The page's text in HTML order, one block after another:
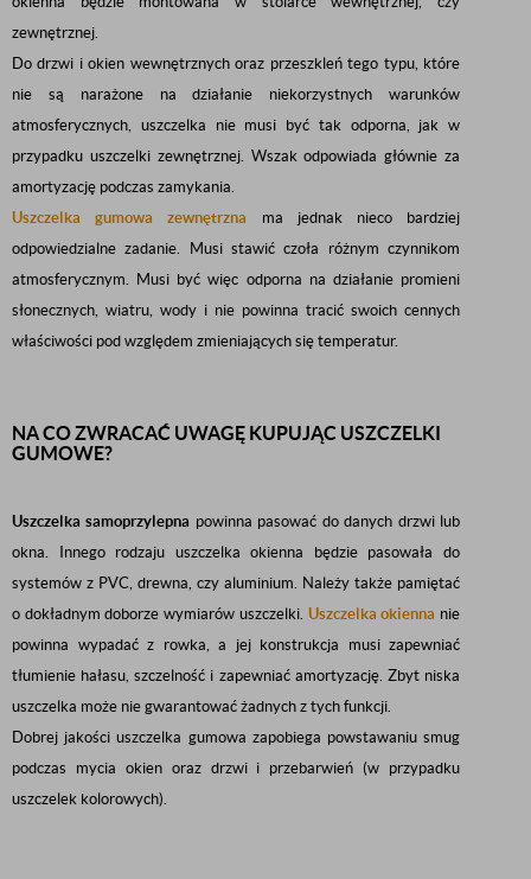
zewnętrznej.
Do drzwi i okien wewnętrznych oraz przeszkleń tego typu, które
nie są narażone na działanie niekorzystnych warunków
atmosferycznych, uszczelka nie musi być tak odporna, jak w
przypadku uszczelki zewnętrznej. Wszak odpowiada głównie za
amortyzację podczas zamykania.
Uszczelka gumowa zewnętrzna ma jednak nieco bardziej
odpowiedzialne zadanie. Musi stawić czoła różnym czynnikom
atmosferycznym. Musi być więc odporna na działanie promieni
słonecznych, wiatru, wody i nie powinna tracić swoich cennych
właściwości pod względem zmieniających się temperatur.
NA CO ZWRACAĆ UWAGĘ KUPUJĄC USZCZELKI
GUMOWE?
Uszczelka samoprzylepna powinna pasować do danych drzwi lub
okna. Innego rodzaju uszczelka okienna będzie pasowała do
systemów z PVC, drewna, czy aluminium. Należy także pamiętać
o dokładnym doborze wymiarów uszczelki. Uszczelka okienna nie
powinna wypadać z rowka, a jej konstrukcja musi zapewniać
tłumienie hałasu, szczelność i zapewniać amortyzację. Zbyt niska
uszczelka może nie gwarantować żadnych z tych funkcji.
Dobrej jakości uszczelka gumowa zapobiega powstawaniu smug
podczas mycia okien oraz drzwi i przebarwień (w przypadku
uszczelek kolorowych).